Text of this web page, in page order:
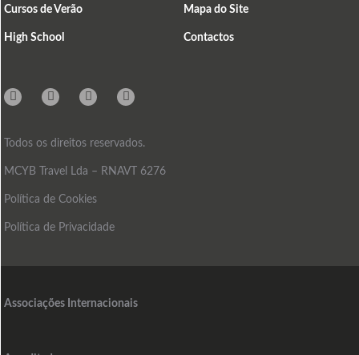
Cursos de Verão
High School
Mapa do Site
Contactos
Todos os direitos reservados.
Política de Cookies
Política de Privacidade
InstagramFacebookLinkedinMail
MCYB Travel Lda – RNAVT 6276
Associações Internacionais